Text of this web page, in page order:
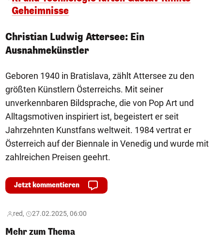
Geheimnisse
Christian Ludwig Attersee: Ein
Ausnahmekünstler
Geboren 1940 in Bratislava, zählt Attersee zu den
größten Künstlern Österreichs. Mit seiner
unverkennbaren Bildsprache, die von Pop Art und
Alltagsmotiven inspiriert ist, begeistert er seit
Jahrzehnten Kunstfans weltweit. 1984 vertrat er
Österreich auf der Biennale in Venedig und wurde mit
zahlreichen Preisen geehrt.
Jetzt kommentieren
red, 27.02.2025, 06:00
Mehr zum Thema